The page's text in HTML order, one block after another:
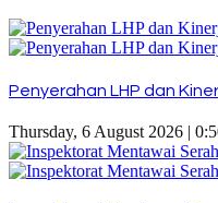
Penyerahan LHP dan
Thursday, 6 August 2026 |